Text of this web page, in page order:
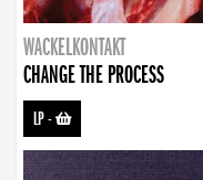
WACKELKONTAKT
CHANGE THE PROCESS
LP-